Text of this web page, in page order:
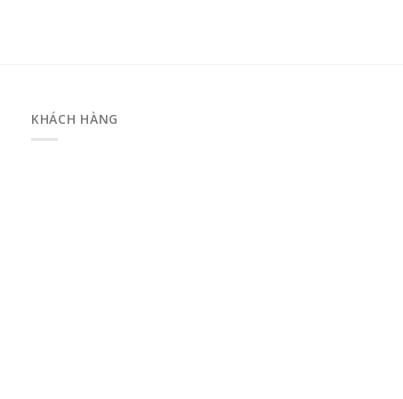
KHÁCH HÀNG